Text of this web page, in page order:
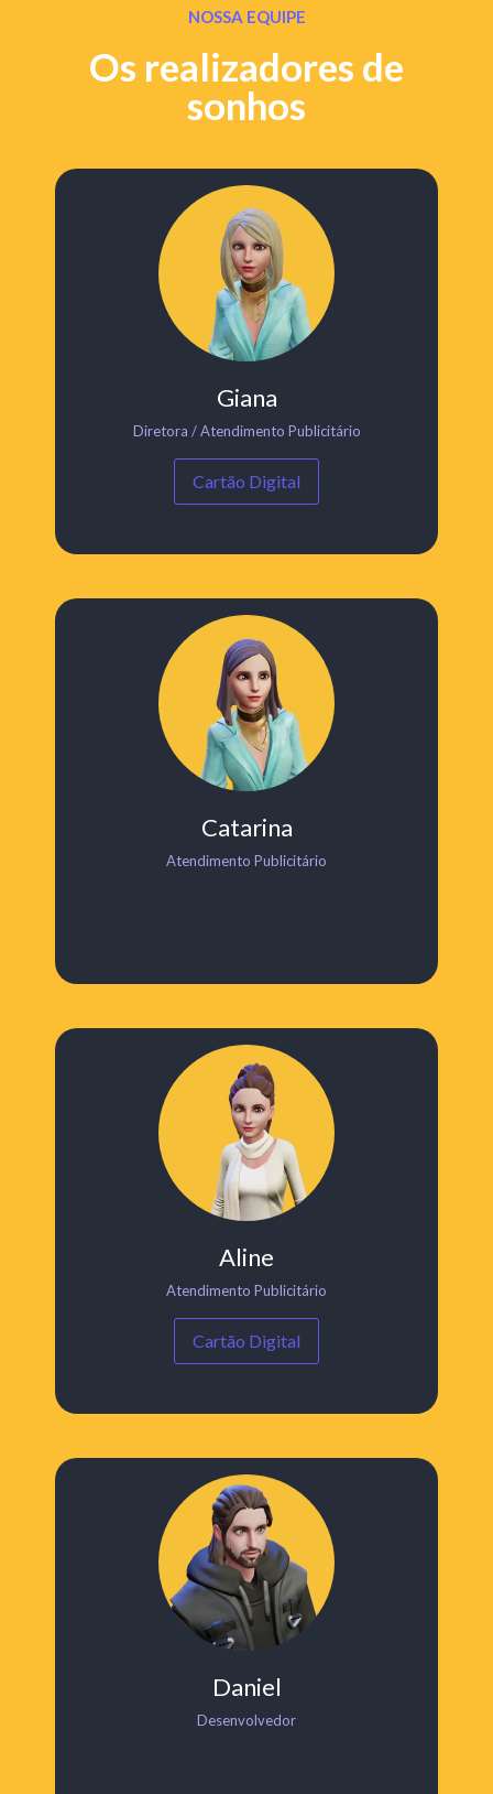
NOSSA EQUIPE
Os realizadores de
sonhos
Giana
Diretora / Atendimento Publicitário
Cartão Digital
Catarina
Atendimento Publicitário
Aline
Atendimento Publicitário
Cartão Digital
Daniel
Desenvolvedor